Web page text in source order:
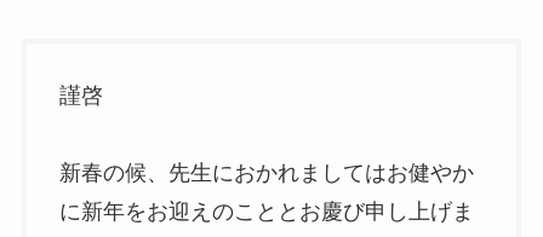
謹啓
新春の候、先生におかれましてはお健やか
に新年をお迎えのこととお慶び申し上げま